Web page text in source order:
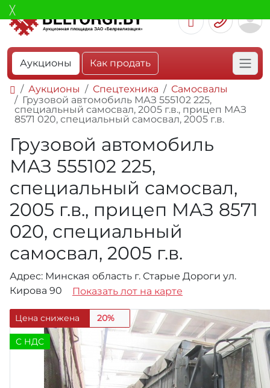
Аукционы Как продать
Аукционы Спецтехника
Самосвалы
Грузовой автомобиль МАЗ 555102 225,
специальный самосвал, 2005 г.в., прицеп МАЗ
8571 020, специальный самосвал, 2005 г.в.
Грузовой автомобиль
МАЗ 555102 225,
специальный самосвал,
2005 г.в., прицеп МАЗ 8571
020, специальный
самосвал, 2005 г.в.
Адрес: Минская область г. Старые Дороги ул.
Кирова 90
Показать лот на карте
Цена снижена 20%
C НДС